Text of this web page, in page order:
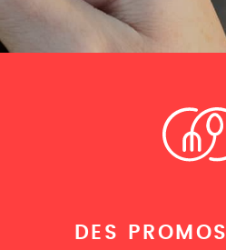
DES PROMOS